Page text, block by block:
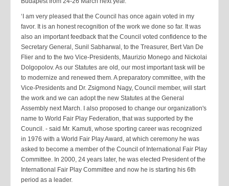
‘I am very pleased that the Council has once again voted in my
favor. It is an honest recognition of the work we done so far. It was
also an important feedback that the Council voted confidence to the
Secretary General, Sunil Sabharwal, to the Treasurer, Bert Van De
Flier and to the two Vice-Presidents, Maurizio Monego and Nickolai
Dolgopolov. As our Statutes are old, our most important task will be
to modernize and renewed them. A preparatory committee, with the
Vice-Presidents and Dr. Zsigmond Nagy, Council member, will start
the work and we can adopt the new Statutes at the General
Assembly next March. I also proposed to change our organization's
name to World Fair Play Federation, that was supported by the
Council. - said Mr. Kamuti, whose sporting career was recognized
in 1976 with a World Fair Play Award, at which ceremony he was
asked to become a member of the Council of International Fair Play
Committee. In 2000, 24 years later, he was elected President of the
International Fair Play Committee and now he is starting his 6th
period as a leader.